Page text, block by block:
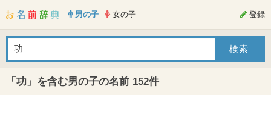
男の子 女の子 登録
「功」を含む男の子の名前 152件